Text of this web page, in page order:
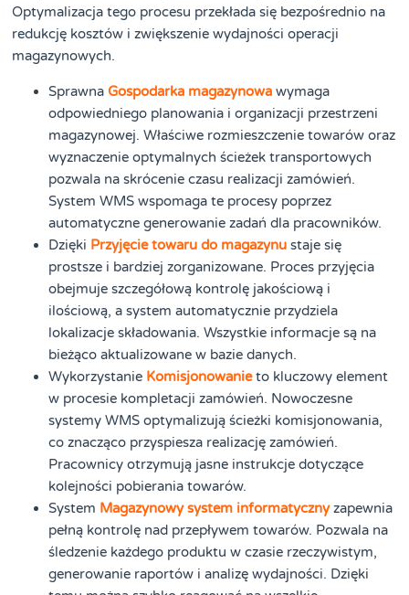
Optymalizacja tego procesu przekłada się bezpośrednio na
redukcję kosztów i zwiększenie wydajności operacji
magazynowych.
SprawnaGospodarka magazynowa wymaga
odpowiedniego planowania i organizacji przestrzeni
magazynowej. Właściwe rozmieszczenie towarów oraz
wyznaczenie optymalnych ścieżek transportowych
pozwala na skrócenie czasu realizacji zamówień.
System WMS wspomaga te procesy poprzez
automatyczne generowanie zadań dla pracowników.
Dzięki Przyjęcie towaru do magazynu staje się
prostsze i bardziej zorganizowane. Proces przyjęcia
obejmuje szczegółową kontrolę jakościową i
ilościową, a system automatycznie przydziela
lokalizacje składowania. Wszystkie informacje są na
bieżąco aktualizowane w bazie danych.
Wykorzystanie Komisjonowanieto kluczowy element
w procesie kompletacji zamówień. Nowoczesne
systemy WMS optymalizują ścieżki komisjonowania,
co znacząco przyspiesza realizację zamówień.
Pracownicy otrzymują jasne instrukcje dotyczące
kolejności pobierania towarów.
System Magazynowy system informatycznyzapewnia
pełną kontrolę nad przepływem towarów. Pozwala na
śledzenie każdego produktu w czasie rzeczywistym,
generowanie raportów i analizę wydajności. Dzięki